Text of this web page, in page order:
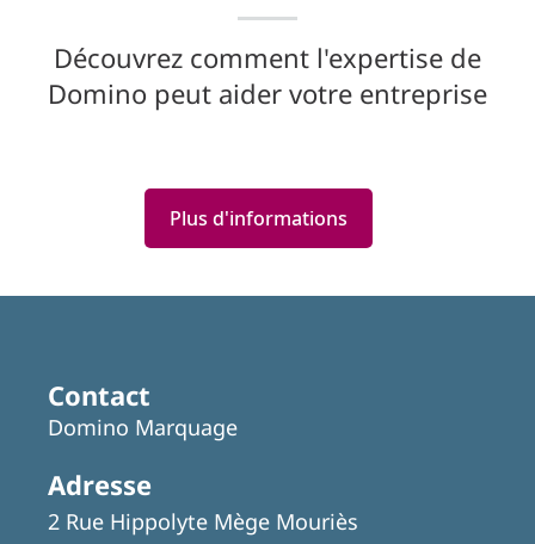
Découvrez comment l'expertise de
Domino peut aider votre entreprise
Plus d'informations
Contact
Domino Marquage
Adresse
2 Rue Hippolyte Mège Mouriès